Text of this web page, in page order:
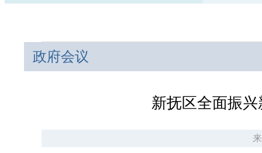
政府会议
新抚区全面振